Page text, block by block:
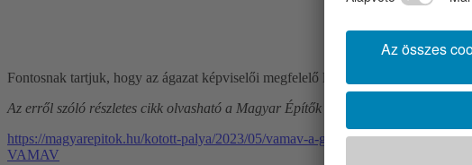
Fontosnak tartjuk, hogy az ágazat képviselői megfelelő lépéseket tegyenek a mai
Az erről szóló részletes cikk olvasható a Magyar Építők honlapján:
https://magyarepitok.hu/kotott-palya/2023/05/vamav-a-globalis-gondolkodas-
VAMAV